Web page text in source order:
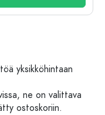
yksikköhintaan
ne on valittava
ostoskoriin.